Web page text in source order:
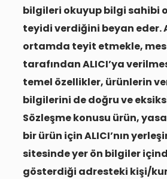
bilgileri okuyup bilgi sahibi
teyidi verdiğini beyan eder.
ortamda teyit etmekle,
tarafından ALICI’ya
temel özellikler, ürünlerin
bilgilerini de doğru ve
Sözleşme konusu ürün,
bir ürün için ALICI’nın
sitesinde yer ön bilgiler
gösterdiği adresteki kişi/